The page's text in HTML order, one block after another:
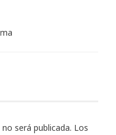
será publicada. Los